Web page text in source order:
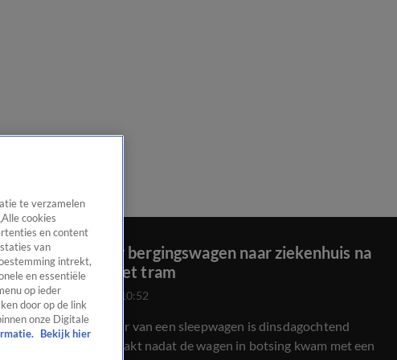
Chauffeur bergingswagen naar ziekenhuis na
botsing met tram
27 aug 2024, 10:52
Een chauffeur van een sleepwagen is dinsdagochtend
gewond geraakt nadat de wagen in botsing kwam met een
te verzamelen
cookies
en content
van
intrekt,
en essentiële
op ieder
door op de link
onze Digitale
Bekijk hier